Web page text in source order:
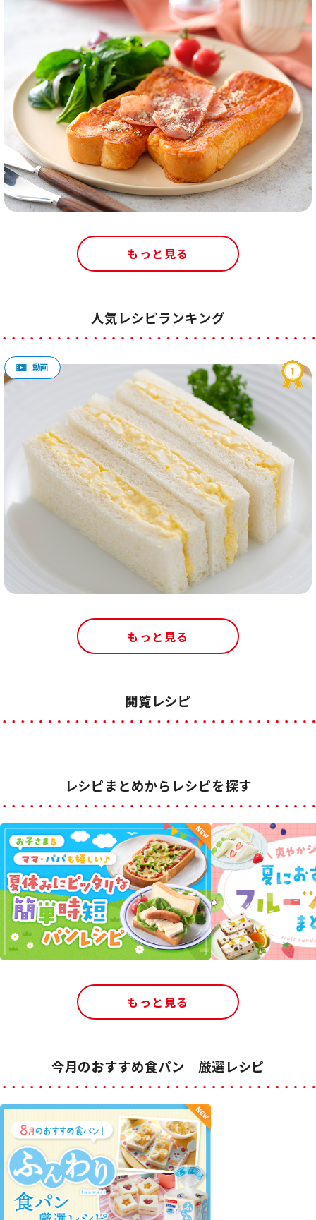
もっと見る
人気レシピランキング
もっと見る
閲覧レシピ
レシピまとめからレシピを探す
もっと見る
今月のおすすめ食パン 厳選レシピ